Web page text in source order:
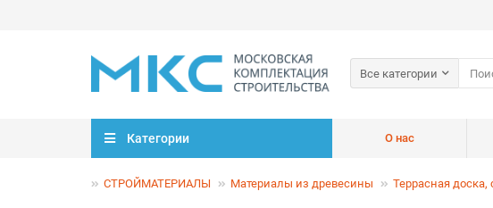
Все категории
Категории О нас
СТРОЙМАТЕРИАЛЫ Материалы из древесины Террасная